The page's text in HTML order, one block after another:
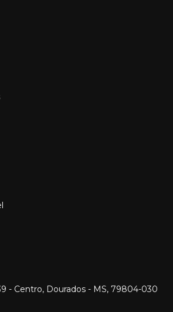
- Centro, Dourados - MS, 79804-030